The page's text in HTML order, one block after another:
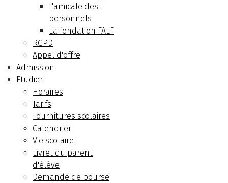
L'amicale des
personnels
La fondation FALF
RGPD
Appel d'offre
Admission
Etudier
Horaires
Tarifs
Fournitures scolaires
Calendrier
Vie scolaire
Livret du parent
d'élève
Demande de bourse